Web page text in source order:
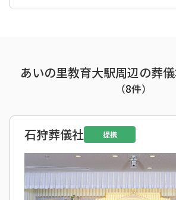
あいの里教育大駅周辺の葬
（8件）
石狩葬儀社 提携